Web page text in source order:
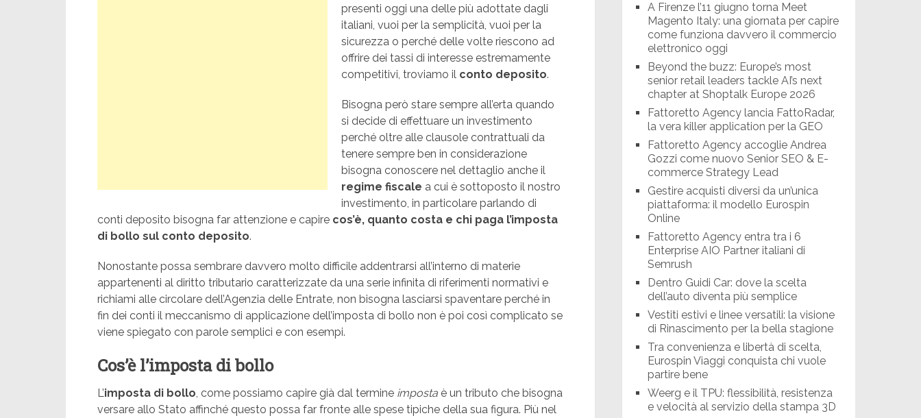
presenti oggi una delle più adottate dagli
italiani, vuoi per la semplicità, vuoi per la
sicurezza o perché delle volte riescono ad
offrire dei tassi di interesse estremamente
competitivi, troviamo il conto deposito.
Bisogna però stare sempre all’erta quando
si decide di effettuare un investimento
perché oltre alle clausole contrattuali da
tenere sempre ben in considerazione
bisogna conoscere nel dettaglio anche il
regime fiscale a cui è sottoposto il nostro
investimento, in particolare parlando di
conti deposito bisogna far attenzione e capire cos’è, quanto costa e chi paga l’imposta
di bollo sul conto deposito.
Nonostante possa sembrare davvero molto difficile addentrarsi all’interno di materie
appartenenti al diritto tributario caratterizzate da una serie infinita di riferimenti normativi e
richiami alle circolare dell’Agenzia delle Entrate, non bisogna lasciarsi spaventare perché in
fin dei conti il meccanismo di applicazione dell’imposta di bollo non è poi così complicato se
viene spiegato con parole semplici e con esempi.
Cos’è l’imposta di bollo
L’imposta di bollo, come possiamo capire già dal termine imposta è un tributo che bisogna
versare allo Stato affinché questo possa far fronte alle spese tipiche della sua figura. Più nel
A Firenze l’11 giugno torna Meet
Magento Italy: una giornata per capire
come funziona davvero il commercio
elettronico oggi
Beyond the buzz: Europe’s most
senior retail leaders tackle AI’s next
chapter at Shoptalk Europe 2026
Fattoretto Agency lancia FattoRadar,
la vera killer application per la GEO
Fattoretto Agency accoglie Andrea
Gozzi come nuovo Senior SEO & E-
commerce Strategy Lead
Gestire acquisti diversi da un’unica
piattaforma: il modello Eurospin
Online
Fattoretto Agency entra tra i 6
Enterprise AIO Partner italiani di
Semrush
Dentro Guidi Car: dove la scelta
dell’auto diventa più semplice
Vestiti estivi e linee versatili: la visione
di Rinascimento per la bella stagione
Tra convenienza e libertà di scelta,
Eurospin Viaggi conquista chi vuole
partire bene
Weerg e il TPU: flessibilità, resistenza
e velocità al servizio della stampa 3D